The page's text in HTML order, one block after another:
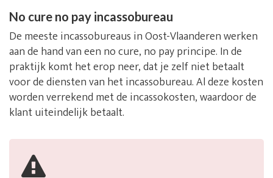
No cure no pay incassobureau
De meeste incassobureaus in Oost-Vlaanderen werken
aan de hand van een no cure, no pay principe. In de
praktijk komt het erop neer, dat je zelf niet betaalt
voor de diensten van het incassobureau. Al deze kosten
worden verrekend met de incassokosten, waardoor de
klant uiteindelijk betaalt.